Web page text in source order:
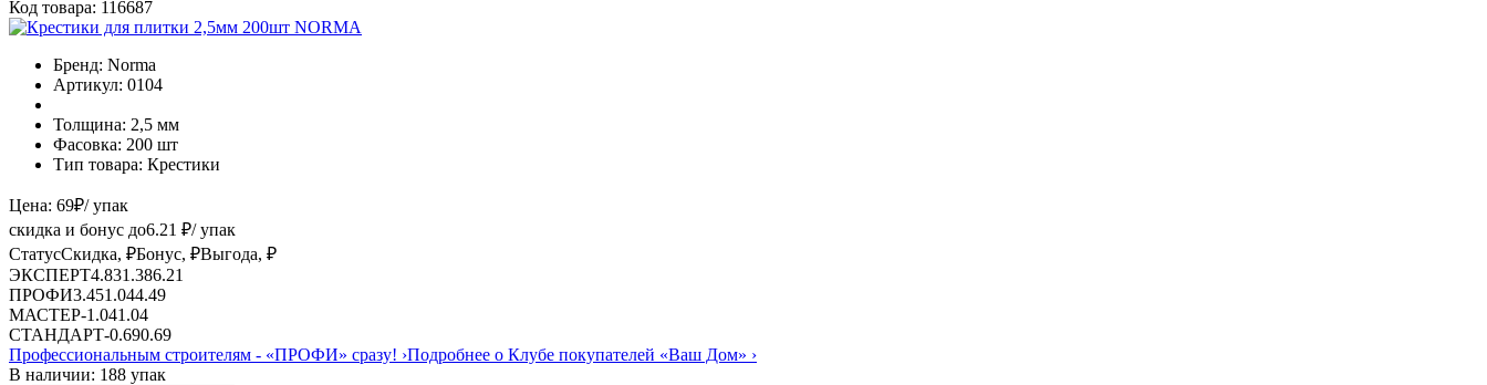
Код товара: 116687
Бренд: Norma
Артикул: 0104
Толщина: 2,5 мм
Фасовка: 200 шт
Тип товара: Крестики
Цена: 69₽/ упак
скидка и бонус до6.21 ₽/ упак
СтатусСкидка, ₽Бонус, ₽Выгода, ₽
ЭКСПЕРТ4.831.386.21
ПРОФИ3.451.044.49
МАСТЕР-1.041.04
СТАНДАРТ-0.690.69
Профессиональным строителям - «ПРОФИ» сразу! ›Подробнее о Клубе покупателей «Ваш Дом» ›
В наличии: 188 упак